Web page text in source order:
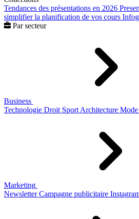
Tendances des présentations en 2026
simplifier la planification de vos cours
Par secteur
Business
Technologie Droit Sport Architecture Mode
Marketing
Newsletter Campagne publicitaire